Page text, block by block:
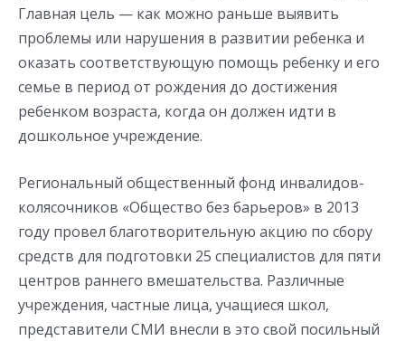
Главная цель — как можно раньше выявить
проблемы или нарушения в развитии ребенка и
оказать соответствующую помощь ребенку и его
семье в период от рождения до достижения
ребенком возраста, когда он должен идти в
дошкольное учреждение.
Региональный общественный фонд инвалидов-
колясочников «Общество без барьеров» в 2013
году провел благотворительную акцию по сбору
средств для подготовки 25 специалистов для пяти
центров раннего вмешательства. Различные
учреждения, частные лица, учащиеся школ,
представители СМИ внесли в это свой посильный